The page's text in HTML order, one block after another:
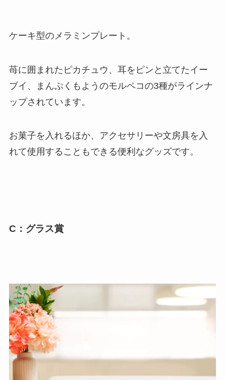
ケーキ型のメラミンプレート。
苺に囲まれたピカチュウ、耳をピンと立てたイー
ブイ、まんぷくもようのモルペコの3種がラインナ
ップされています。
お菓子を入れるほか、アクセサリーや文房具を入
れて使用することもできる便利なグッズです。
C：グラス賞